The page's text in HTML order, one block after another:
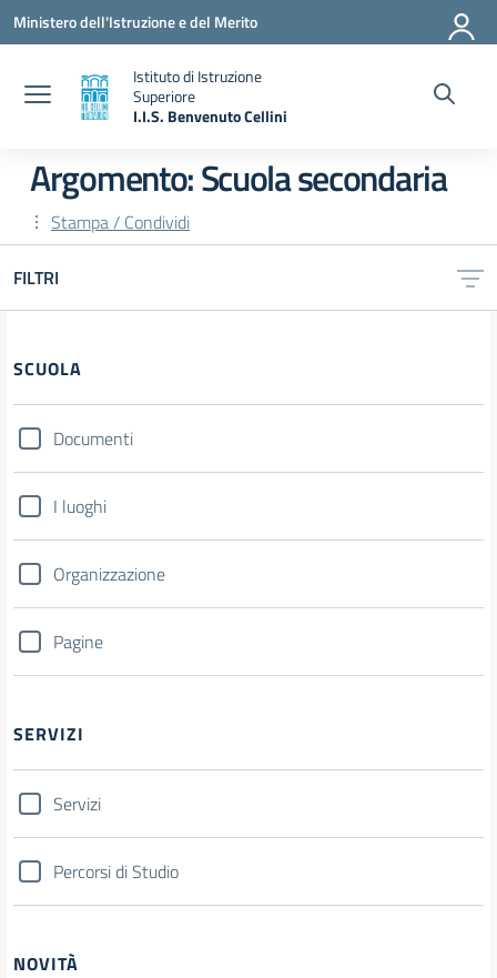
Vai ai contenuti
Vai al menu di navigazione
Vai al footer
Ministero dell'Istruzione e del Merito
Istituto di Istruzione
Superiore
I.I.S. Benvenuto Cellini
Argomento: Scuola secondaria
Stampa / Condividi
FILTRI
Filtri
SCUOLA
Documenti
I luoghi
Organizzazione
Pagine
SERVIZI
Servizi
Percorsi di Studio
NOVITÀ